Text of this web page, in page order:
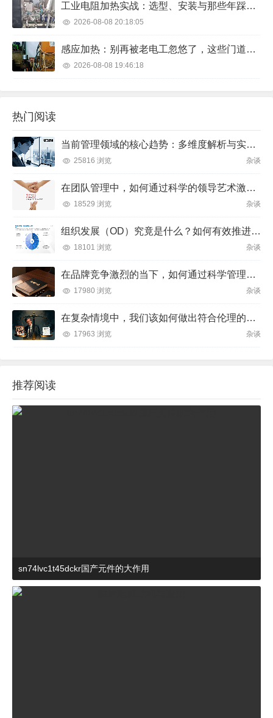
工业电阻加热实战：选型、安装与那些年踩过的坑
2026-08-08 20:18:05
感应加热：别再被老电工忽悠了，这些门道你得懂
2026-08-08 19:46:18
热门阅读
当前管理领域的核心趋势：多维度解析与实践方向
25816 浏览 杂谈
在团队管理中，如何通过科学的领导艺术激发成员潜力并实现目标？
18529 浏览 杂谈
组织发展（OD）究竟是什么？如何有效推进并解决企业管理难题？
18101 浏览 杂谈
在品牌竞争激烈的当下，如何通过科学管理让品牌成为消费者心中不可替代的存在？
17980 浏览 杂谈
在复杂情境中，我们该如何做出符合伦理的决策？
17963 浏览 杂谈
推荐阅读
sn74lvc1t45dckr国产元件的大作用